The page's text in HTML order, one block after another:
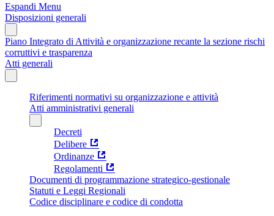
Espandi Menu
Disposizioni generali
Piano Integrato di Attività e organizzazione recante la sezione rischi
corruttivi e trasparenza
Atti generali
Riferimenti normativi su organizzazione e attività
Atti amministrativi generali
Decreti
Delibere
Ordinanze
Regolamenti
Documenti di programmazione strategico-gestionale
Statuti e Leggi Regionali
Codice disciplinare e codice di condotta